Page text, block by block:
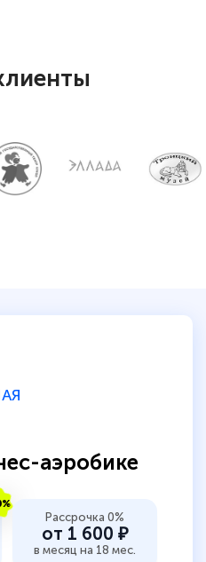
аэробике
Рассрочка 0%
от 1 600 ₽
в месяц на 18 мес.